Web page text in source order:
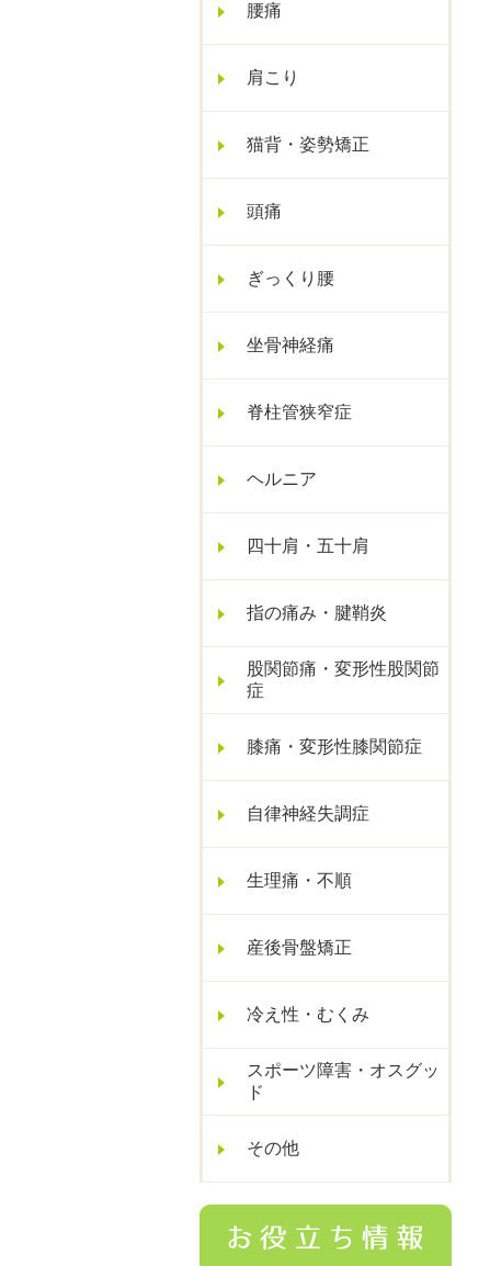
腰痛
肩こり
猫背・姿勢矯正
頭痛
ぎっくり腰
坐骨神経痛
脊柱管狭窄症
ヘルニア
四十肩・五十肩
指の痛み・腱鞘炎
股関節痛・変形性股関節
症
膝痛・変形性膝関節症
自律神経失調症
生理痛・不順
産後骨盤矯正
冷え性・むくみ
スポーツ障害・オスグッ
ド
その他